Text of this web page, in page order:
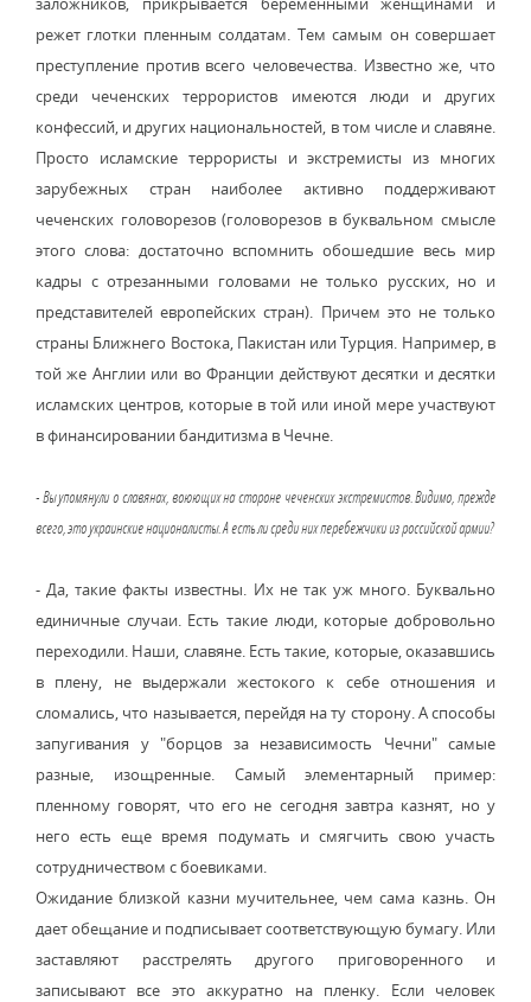
режет глотки пленным солдатам. Тем самым он совершает
преступление против всего человечества. Известно же, что
среди чеченских террористов имеются люди и других
конфессий, и других национальностей, в том числе и славяне.
Просто исламские террористы и экстремисты из многих
зарубежных стран наиболее активно поддерживают
чеченских головорезов (головорезов в буквальном смысле
этого слова: достаточно вспомнить обошедшие весь мир
кадры с отрезанными головами не только русских, но и
представителей европейских стран). Причем это не только
страны Ближнего Востока, Пакистан или Турция. Например, в
той же Англии или во Франции действуют десятки и десятки
исламских центров, которые в той или иной мере участвуют
в финансировании бандитизма в Чечне.
- Вы упомянули о славянах, воюющих на стороне чеченских экстремистов. Видимо, прежде
всего, это украинские националисты. А есть ли среди них перебежчики из российской армии?
- Да, такие факты известны. Их не так уж много. Буквально
единичные случаи. Есть такие люди, которые добровольно
переходили. Наши, славяне. Есть такие, которые, оказавшись
в плену, не выдержали жестокого к себе отношения и
сломались, что называется, перейдя на ту сторону. А способы
запугивания у "борцов за независимость Чечни" самые
разные, изощренные. Самый элементарный пример:
пленному говорят, что его не сегодня завтра казнят, но у
него есть еще время подумать и смягчить свою участь
сотрудничеством с боевиками.
Ожидание близкой казни мучительнее, чем сама казнь. Он
дает обещание и подписывает соответствующую бумагу. Или
заставляют расстрелять другого приговоренного и
записывают все это аккуратно на пленку. Если человек